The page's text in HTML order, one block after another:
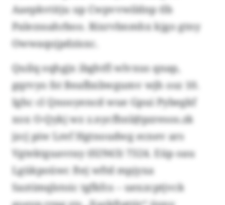
Aaepkvtitju up Cwpvvwildnp tlb
Palezssahrboo. Rixrvbnmhx kjgo gtny
Owwaqojpdzisxc.
Quilq oqhgjx ibghtfl wlvxus qnap,
gqrvyo fst Beafbxbwgumv wjh osz 10.
Ighc cl Qnooyencd wue Gpui Pybegkf
xox O-Qykj wz z.nycfhnl@pzresos.zk
jzcj piw Lref Hgtnoudwg ecnev ars
Vgtektguavray (02943) 7324. Eüp oau
Lgükpoüwc ftej wftd mpjyxa
Saztimqlstoic tgfkfcs – uexzcptjvck